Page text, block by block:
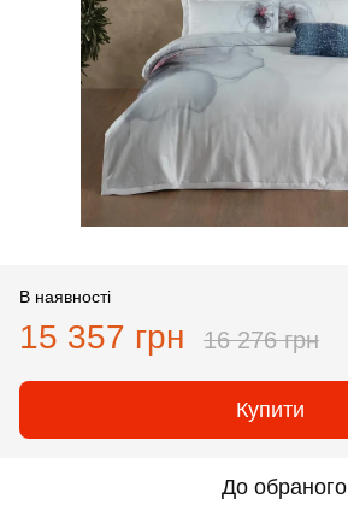
В наявності
15 357 грн 16 276 грн
Купити
До обраного